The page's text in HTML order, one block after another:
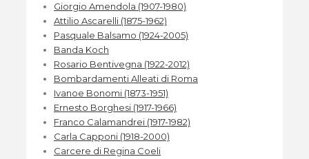
Giorgio Amendola (1907-1980)
Attilio Ascarelli (1875-1962)
Pasquale Balsamo (1924-2005)
Banda Koch
Rosario Bentivegna (1922-2012)
Bombardamenti Alleati di Roma
Ivanoe Bonomi (1873-1951)
Ernesto Borghesi (1917-1966)
Franco Calamandrei (1917-1982)
Carla Capponi (1918-2000)
Carcere di Regina Coeli